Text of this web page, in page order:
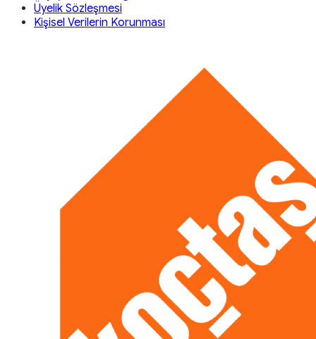
Üyelik Sözleşmesi
Kişisel Verilerin Korunması